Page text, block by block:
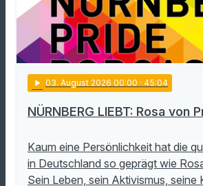
play_arrow 03. August 2026 00:00 · 45:04
NÜRNBERG LIEBT: Rosa von
Kaum eine Persönlichkeit hat die
in Deutschland so geprägt wie
Sein Leben, sein Aktivismus, seine